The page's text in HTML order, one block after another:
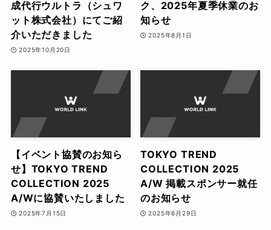
成代行ウルトラ（シュワ
ット株式会社）にてご紹
介いただきました
2025年10月20日
ク、2025年夏季休業のお
知らせ
2025年8月1日
【イベント協賛のお知ら
せ】TOKYO TREND
COLLECTION 2025
A/Wに協賛いたしました
2025年7月15日
TOKYO TREND
COLLECTION 2025
A/W 掲載スポンサー就任
のお知らせ
2025年6月29日